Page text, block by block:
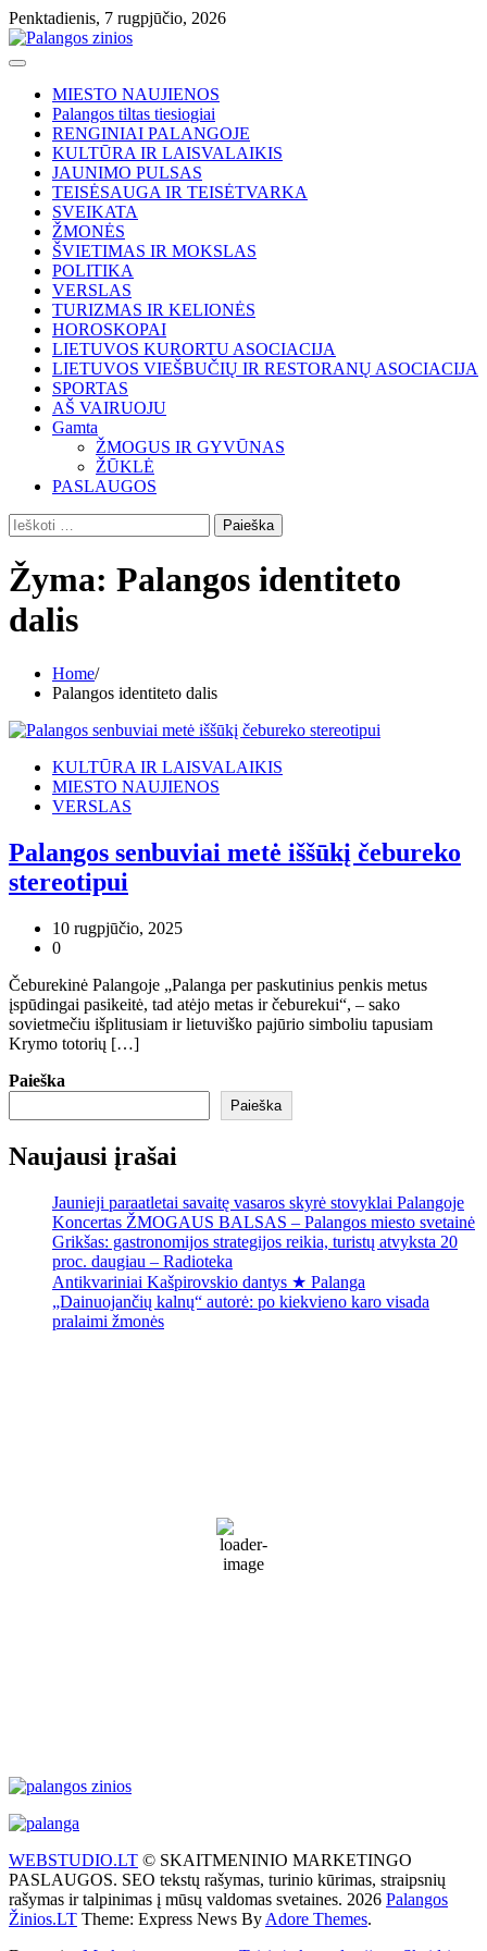
Skip
to
content
Penktadienis, 7 rugpjūčio, 2026
MIESTO NAUJIENOS
Palangos tiltas tiesiogiai
RENGINIAI PALANGOJE
KULTŪRA IR LAISVALAIKIS
JAUNIMO PULSAS
TEISĖSAUGA IR TEISĖTVARKA
SVEIKATA
ŽMONĖS
ŠVIETIMAS IR MOKSLAS
POLITIKA
VERSLAS
TURIZMAS IR KELIONĖS
HOROSKOPAI
LIETUVOS KURORTU ASOCIACIJA
LIETUVOS VIEŠBUČIŲ IR RESTORANŲ ASOCIACIJA
SPORTAS
AŠ VAIRUOJU
Gamta
ŽMOGUS IR GYVŪNAS
ŽŪKLĖ
PASLAUGOS
Ieškoti:
Žyma: Palangos identiteto
dalis
Home
Palangos identiteto dalis
KULTŪRA IR LAISVALAIKIS
MIESTO NAUJIENOS
VERSLAS
Palangos senbuviai metė iššūkį čebureko
stereotipui
10 rugpjūčio, 2025
0
Čeburekinė Palangoje „Palanga per paskutinius penkis metus
įspūdingai pasikeitė, tad atėjo metas ir čeburekui“, – sako
sovietmečiu išplitusiam ir lietuviško pajūrio simboliu tapusiam
Krymo totorių […]
Paieška
Paieška
Naujausi įrašai
Jaunieji paraatletai savaitę vasaros skyrė stovyklai Palangoje
Koncertas ŽMOGAUS BALSAS – Palangos miesto svetainė
Grikšas: gastronomijos strategijos reikia, turistų atvyksta 20
proc. daugiau – Radioteka
Antikvariniai Kašpirovskio dantys ★ Palanga
„Dainuojančių kalnų“ autorė: po kiekvieno karo visada
pralaimi žmonės
Patchy rain nearby
72 %
WEBSTUDIO.LT © SKAITMENINIO MARKETINGO
PASLAUGOS. SEO tekstų rašymas, turinio kūrimas, straipsnių
rašymas ir talpinimas į mūsų valdomas svetaines. 2026 Palangos
Žinios.LT Theme: Express News By Adore Themes.